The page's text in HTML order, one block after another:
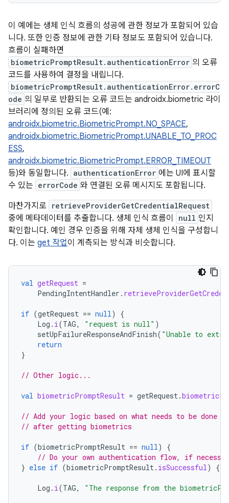
이 예에는 생체 인식 흐름의 성공에 관한 정보가 포함되어 있습
니다. 또한 인증 정보에 관한 기타 정보도 포함되어 있습니다.
흐름이 실패하면
biometricPromptResult.authenticationError 의 오류
코드를 사용하여 결정을 내립니다.
biometricPromptResult.authenticationError.errorC
ode 의 일부로 반환되는 오류 코드는 androidx.biometric 라이
브러리에 정의된 오류 코드(예:
androidx.biometric.BiometricPrompt.NO_SPACE,
androidx.biometric.BiometricPrompt.UNABLE_TO_PROC
ESS,
androidx.biometric.BiometricPrompt.ERROR_TIMEOUT
등)와 동일합니다. authenticationError 에는 UI에 표시할
수 있는 errorCode 와 연결된 오류 메시지도 포함됩니다.
마찬가지로
retrieveProviderGetCredentialRequest
중에 메타데이터를 추출합니다. 생체 인식 흐름이 null 인지
확인합니다. 예인 경우 인증을 위해 자체 생체 인식을 구성합니
다. 이는 get 작업이 계측되는 방식과 비슷합니다.
val getRequest =
PendingIntentHandler .
if (getRequest == null)
{
Log . i(TAG, "request is null" )
setUpFailureResponseAndFinish( "Unable to
return
}
// Other logic...
val biometricPromptResult = getRequest.
// Add your logic based on what needs to be done
// after getting biometrics
if (biometricPromptResult == null)
{
// Do your own authentication flow, if
} else if (biometricPromptResult. isSuccessful) {
Log . i(TAG, "The response from the